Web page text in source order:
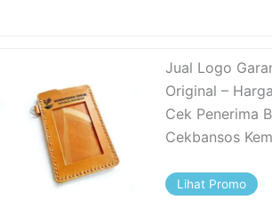
Jual Logo
Original –
Cek Penerima
Cekbansos
Lihat Promo